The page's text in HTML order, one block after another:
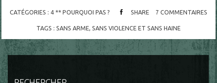
CATÉGORIES : 4 ** POURQUOI PAS ? SHARE 7 COMMENTAIRES
TAGS : SANS ARME, SANS VIOLENCE ET SANS HAINE